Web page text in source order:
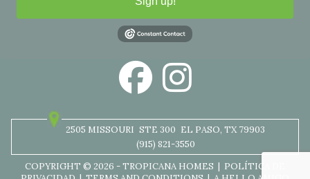
2505 MISSOURI STE 300 EL PASO, TX 79903
(915) 821-3550
COPYRIGHT © 2026 - TROPICANA HOMES | POLÍTICA DE